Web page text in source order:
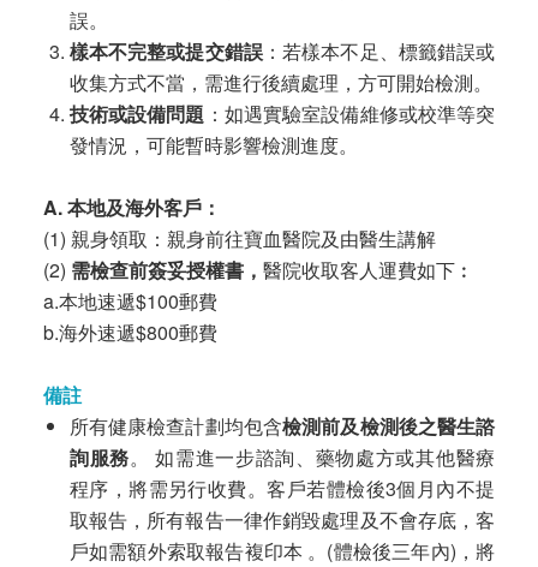
誤。
樣本不完整或提交錯誤：若樣本不足、標籤錯誤或
收集方式不當，需進行後續處理，方可開始檢測。
技術或設備問題 ：如遇實驗室設備維修或校準等突
發情況，可能暫時影響檢測進度。
A. 本地及海外客戶：
(1) 親身領取：親身前往寶血醫院及由醫生講解
(2) 需檢查前簽妥授權書， 醫院收取客人運費如下︰
a.本地速遞$100郵費
b.海外速遞$800郵費
備註
所有健康檢查計劃均包含檢測前及檢測後之醫生諮
詢服務。 如需進一步諮詢、藥物處方或其他醫療
程序，將需另行收費。客戶若體檢後3個月內不提
取報告，所有報告一律作銷毀處理及不會存底，客
戶如需額外索取報告複印本 。(體檢後三年內)，將